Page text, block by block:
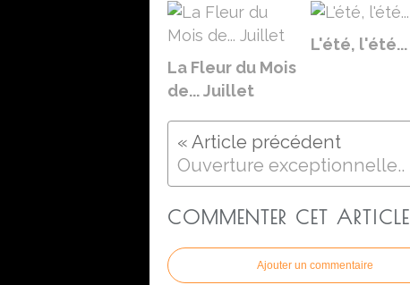
La Fleur du Mois
de... Juillet
L'été, l'été...
Ouverture exceptionnelle..
COMMENTER CET ARTICLE
Ajouter un commentaire